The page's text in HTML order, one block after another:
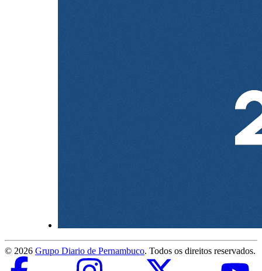
© 2026 Grupo Diario de Pernambuco. Todos os direitos reservados.